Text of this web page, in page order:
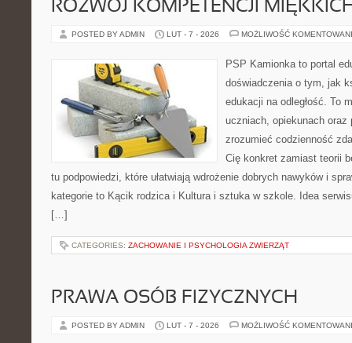
ROZWÓJ KOMPETENCJI
POSTED BY ADMIN LUT - 7 - 2026 MOŻLIWOŚĆ
PSP Kamionka to portal
doświadczenia o tym, jak
edukacji na odległość. To
uczniach, opiekunach
zrozumieć codzienność
Cię konkret zamiast teorii
tu podpowiedzi, które ułatwiają wdrożenie dobrych nawyków i
kategorie to Kącik rodzica i Kultura i sztuka w szkole. Idea
[…]
CATEGORIES: ZACHOWANIE I PSYCHOLOGIA ZWIERZĄT
PRAWA OSÓB FIZYCZNYCH
POSTED BY ADMIN LUT - 7 - 2026 MOŻLIWOŚĆ